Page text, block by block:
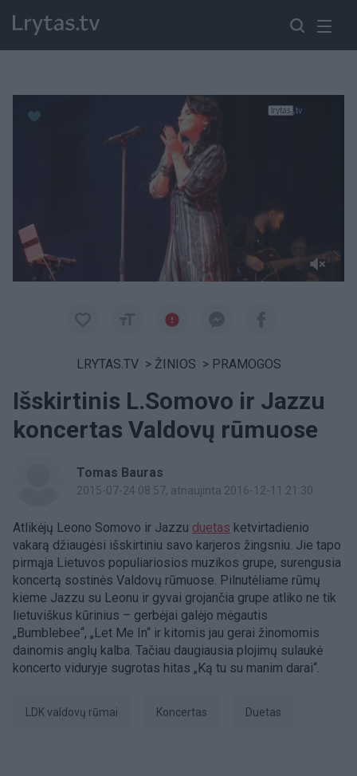
LRYTAS.TV > ŽINIOS > PRAMOGOS
Išskirtinis L.Somovo ir Jazzu
koncertas Valdovų rūmuose
Tomas Bauras
2015-07-24 08:57, atnaujinta 2016-12-11 21:30
Atlikėjų Leono Somovo ir Jazzu duetas ketvirtadienio
vakarą džiaugėsi išskirtiniu savo karjeros žingsniu. Jie tapo
pirmąja Lietuvos populiariosios muzikos grupe, surengusia
koncertą sostinės Valdovų rūmuose. Pilnutėliame rūmų
kieme Jazzu su Leonu ir gyvai grojančia grupe atliko ne tik
lietuviškus kūrinius – gerbėjai galėjo mėgautis
„Bumblebee“, „Let Me In“ ir kitomis jau gerai žinomomis
dainomis anglų kalba. Tačiau daugiausia plojimų sulaukė
koncerto viduryje sugrotas hitas „Ką tu su manim darai“.
LDK valdovų rūmai Koncertas duetas